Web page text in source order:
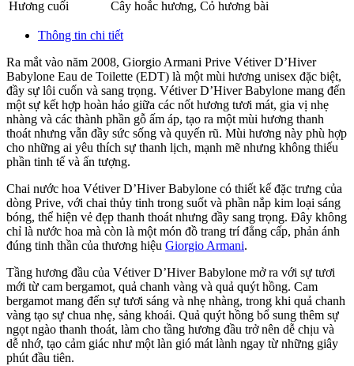
Hương cuối Cây hoắc hương, Cỏ hương bài
Thông tin chi tiết
Ra mắt vào năm 2008, Giorgio Armani Prive Vétiver D’Hiver
Babylone Eau de Toilette (EDT) là một mùi hương unisex đặc biệt,
đầy sự lôi cuốn và sang trọng. Vétiver D’Hiver Babylone mang đến
một sự kết hợp hoàn hảo giữa các nốt hương tươi mát, gia vị nhẹ
nhàng và các thành phần gỗ ấm áp, tạo ra một mùi hương thanh
thoát nhưng vẫn đầy sức sống và quyến rũ. Mùi hương này phù hợp
cho những ai yêu thích sự thanh lịch, mạnh mẽ nhưng không thiếu
phần tinh tế và ấn tượng.
Chai nước hoa Vétiver D’Hiver Babylone có thiết kế đặc trưng của
dòng Prive, với chai thủy tinh trong suốt và phần nắp kim loại sáng
bóng, thể hiện vẻ đẹp thanh thoát nhưng đầy sang trọng. Đây không
chỉ là nước hoa mà còn là một món đồ trang trí đẳng cấp, phản ánh
đúng tinh thần của thương hiệu Giorgio Armani.
Tầng hương đầu của Vétiver D’Hiver Babylone mở ra với sự tươi
mới từ cam bergamot, quả chanh vàng và quả quýt hồng. Cam
bergamot mang đến sự tươi sáng và nhẹ nhàng, trong khi quả chanh
vàng tạo sự chua nhẹ, sảng khoái. Quả quýt hồng bổ sung thêm sự
ngọt ngào thanh thoát, làm cho tầng hương đầu trở nên dễ chịu và
dễ nhớ, tạo cảm giác như một làn gió mát lành ngay từ những giây
phút đầu tiên.